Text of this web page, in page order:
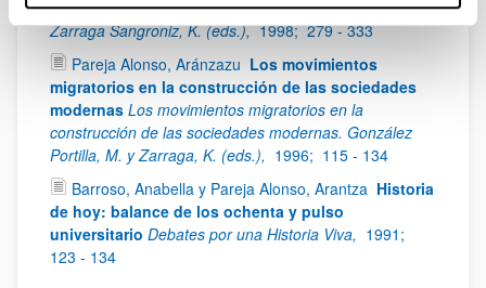
muerte en Vizcaya, 1884-1936. González Portilla, M. y
Zarraga Sangroniz, K. (eds.), 1998; 279 - 333
Pareja Alonso, Aránzazu Los movimientos
migratorios en la construcción de las sociedades
modernas Los movimientos migratorios en la
construcción de las sociedades modernas. González
Portilla, M. y Zarraga, K. (eds.), 1996; 115 - 134
Barroso, Anabella y Pareja Alonso, Arantza Historia
de hoy: balance de los ochenta y pulso
universitario Debates por una Historia Viva, 1991;
123 - 134